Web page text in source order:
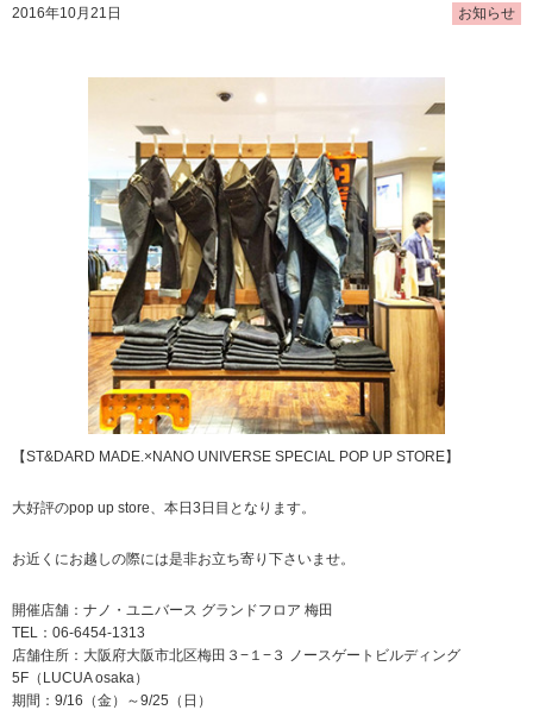
2016年10月21日 お知らせ
【ST&DARD MADE.×NANO UNIVERSE SPECIAL POP UP STORE】
大好評のpop up store、本日3日目となります。
お近くにお越しの際には是非お立ち寄り下さいませ。
開催店舗：ナノ・ユニバース グランドフロア 梅田
TEL：06-6454-1313
店舗住所：大阪府大阪市北区梅田３−１−３ ノースゲートビルディング
5F（LUCUA osaka）
期間：9/16（金）～9/25（日）